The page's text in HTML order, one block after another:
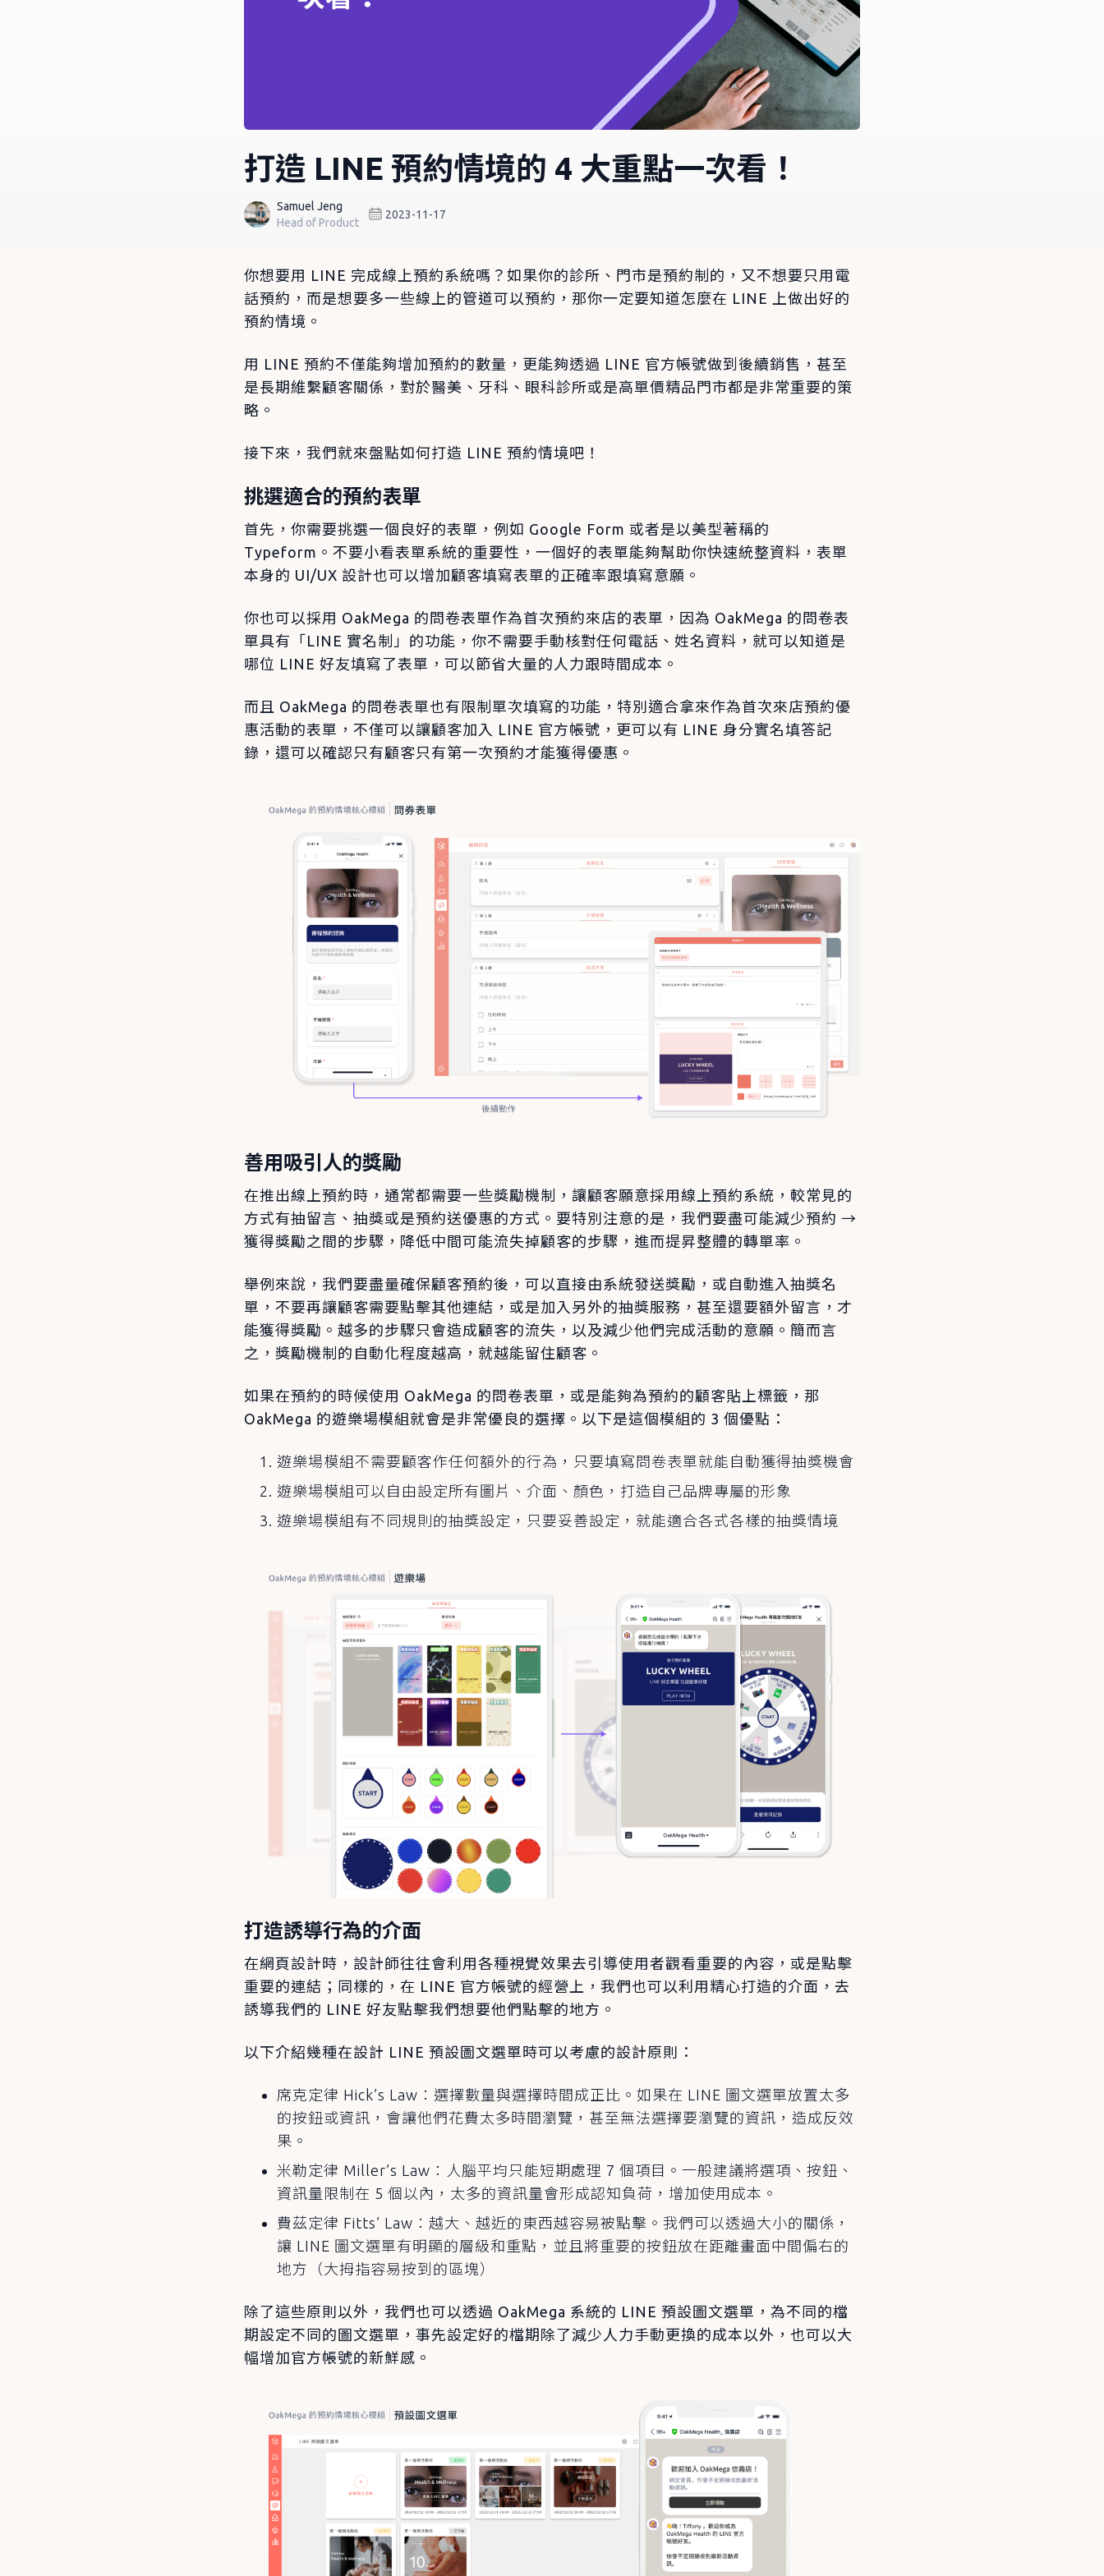
打造 LINE 預約情境的 4 大重點一次看！
Samuel Jeng
Head of Product
2023-11-17
你想要用 LINE 完成線上預約系統嗎？如果你的診所、門市是預約制的，又不想要只用電
話預約，而是想要多一些線上的管道可以預約，那你一定要知道怎麼在 LINE 上做出好的
預約情境。
用 LINE 預約不僅能夠增加預約的數量，更能夠透過 LINE 官方帳號做到後續銷售，甚至
是長期維繫顧客關係，對於醫美、牙科、眼科診所或是高單價精品門市都是非常重要的策
略。
接下來，我們就來盤點如何打造 LINE 預約情境吧！
挑選適合的預約表單
首先，你需要挑選一個良好的表單，例如 Google Form 或者是以美型著稱的
Typeform。不要小看表單系統的重要性，一個好的表單能夠幫助你快速統整資料，表單
本身的 UI/UX 設計也可以增加顧客填寫表單的正確率跟填寫意願。
你也可以採用 OakMega 的問卷表單作為首次預約來店的表單，因為 OakMega 的問卷表
單具有「LINE 實名制」的功能，你不需要手動核對任何電話、姓名資料，就可以知道是
哪位 LINE 好友填寫了表單，可以節省大量的人力跟時間成本。
而且 OakMega 的問卷表單也有限制單次填寫的功能，特別適合拿來作為首次來店預約優
惠活動的表單，不僅可以讓顧客加入 LINE 官方帳號，更可以有 LINE 身分實名填答記
錄，還可以確認只有顧客只有第一次預約才能獲得優惠。
善用吸引人的獎勵
在推出線上預約時，通常都需要一些獎勵機制，讓顧客願意採用線上預約系統，較常見的
方式有抽留言、抽獎或是預約送優惠的方式。要特別注意的是，我們要盡可能減少預約 →
獲得獎勵之間的步驟，降低中間可能流失掉顧客的步驟，進而提昇整體的轉單率。
舉例來說，我們要盡量確保顧客預約後，可以直接由系統發送獎勵，或自動進入抽獎名
單，不要再讓顧客需要點擊其他連結，或是加入另外的抽獎服務，甚至還要額外留言，才
能獲得獎勵。越多的步驟只會造成顧客的流失，以及減少他們完成活動的意願。簡而言
之，獎勵機制的自動化程度越高，就越能留住顧客。
如果在預約的時候使用 OakMega 的問卷表單，或是能夠為預約的顧客貼上標籤，那
OakMega 的遊樂場模組就會是非常優良的選擇。以下是這個模組的 3 個優點：
遊樂場模組不需要顧客作任何額外的行為，只要填寫問卷表單就能自動獲得抽獎機會
遊樂場模組可以自由設定所有圖片、介面、顏色，打造自己品牌專屬的形象
遊樂場模組有不同規則的抽獎設定，只要妥善設定，就能適合各式各樣的抽獎情境
打造誘導行為的介面
在網頁設計時，設計師往往會利用各種視覺效果去引導使用者觀看重要的內容，或是點擊
重要的連結；同樣的，在 LINE 官方帳號的經營上，我們也可以利用精心打造的介面，去
誘導我們的 LINE 好友點擊我們想要他們點擊的地方。
以下介紹幾種在設計 LINE 預設圖文選單時可以考慮的設計原則：
席克定律 Hick’s Law：選擇數量與選擇時間成正比。如果在 LINE 圖文選單放置太多
的按鈕或資訊，會讓他們花費太多時間瀏覽，甚至無法選擇要瀏覽的資訊，造成反效
果。
米勒定律 Miller’s Law：人腦平均只能短期處理 7 個項目。一般建議將選項、按鈕、
資訊量限制在 5 個以內，太多的資訊量會形成認知負荷，增加使用成本。
費茲定律 Fitts’ Law：越大、越近的東西越容易被點擊。我們可以透過大小的關係，
讓 LINE 圖文選單有明顯的層級和重點，並且將重要的按鈕放在距離畫面中間偏右的
地方（大拇指容易按到的區塊）
除了這些原則以外，我們也可以透過 OakMega 系統的 LINE 預設圖文選單，為不同的檔
期設定不同的圖文選單，事先設定好的檔期除了減少人力手動更換的成本以外，也可以大
幅增加官方帳號的新鮮感。